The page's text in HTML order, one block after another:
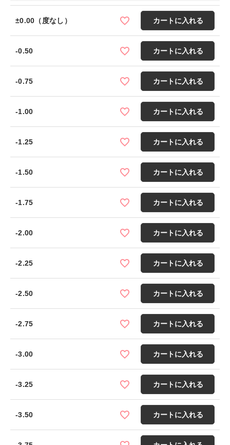
±0.00（度なし） カートに入れる
-0.50 カートに入れる
-0.75 カートに入れる
-1.00 カートに入れる
-1.25 カートに入れる
-1.50 カートに入れる
-1.75 カートに入れる
-2.00 カートに入れる
-2.25 カートに入れる
-2.50 カートに入れる
-2.75 カートに入れる
-3.00 カートに入れる
-3.25 カートに入れる
-3.50 カートに入れる